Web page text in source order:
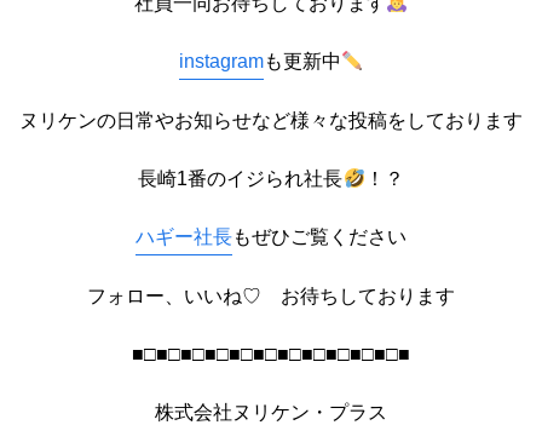
instagramも更新中
ヌリケンの日常やお知らせなど様々な投稿をしております
長崎1番のイジられ社長 ！？
ハギー社長もぜひご覧ください
フォロー、いいね♡ お待ちしております
■□■□■□■□■□■□■□■□■□■□■□■
株式会社ヌリケン・プラス